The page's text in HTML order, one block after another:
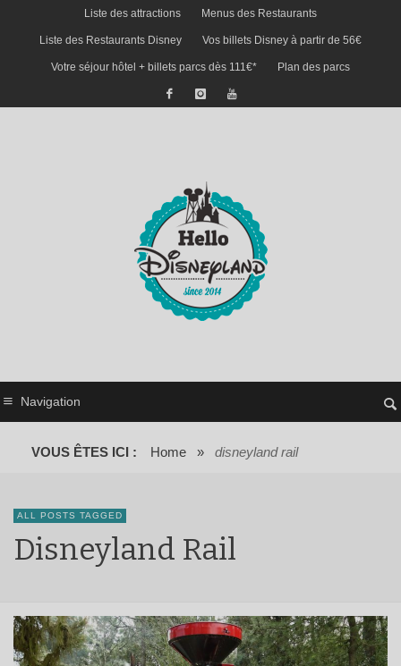
Liste des attractions Menus des Restaurants
Liste des Restaurants Disney Vos billets Disney à partir de 56€
Votre séjour hôtel + billets parcs dès 111€* Plan des parcs
Navigation
VOUS ÊTES ICI : Home » disneyland rail
ALL POSTS TAGGED
Disneyland Rail